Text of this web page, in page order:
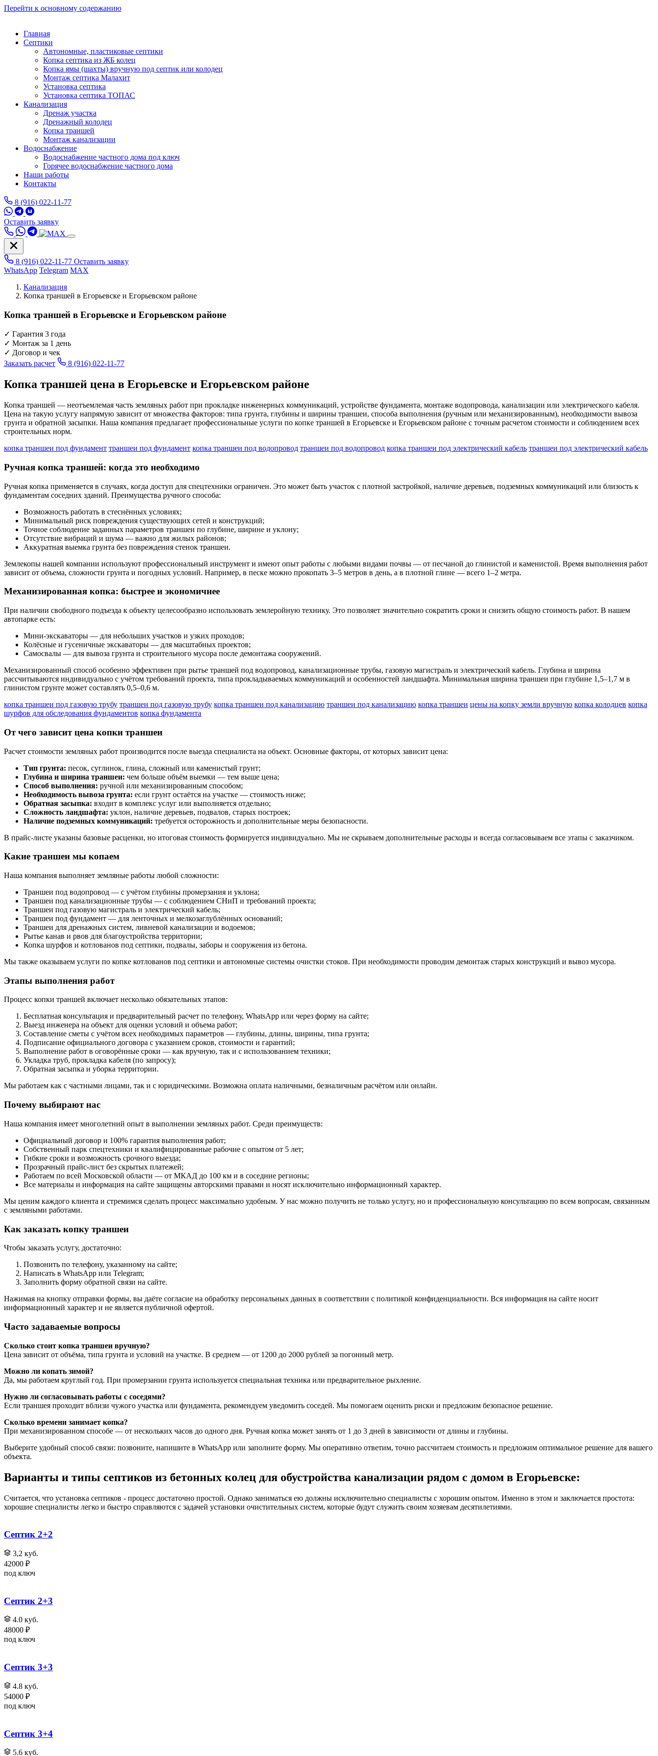
Перейти к основному содержанию
Главная
Септики
Автономные, пластиковые септики
Копка септика из ЖБ колец
Копка ямы (шахты) вручную под септик или колодец
Монтаж септика Малахит
Установка септика
Установка септика ТОПАС
Канализация
Дренаж участка
Дренажный колодец
Копка траншей
Монтаж канализации
Водоснабжение
Водоснабжение частного дома под ключ
Горячее водоснабжение частного дома
Наши работы
Контакты
8 (916) 022-11-77
Оставить заявку
8 (916) 022-11-77 Оставить заявку
WhatsApp Telegram MAX
Канализация
Копка траншей в Егорьевске и Егорьевском районе
Копка траншей в Егорьевске и Егорьевском районе
✓ Гарантия 3 года
✓ Монтаж за 1 день
✓ Договор и чек
Заказать расчет
8 (916) 022-11-77
Копка траншей цена в Егорьевске и Егорьевском районе
Копка траншей — неотъемлемая часть земляных работ при прокладке инженерных коммуникаций, устройстве фундамента, монтаже водопровода, канализации или электрического кабеля.
Цена на такую услугу напрямую зависит от множества факторов: типа грунта, глубины и ширины траншеи, способа выполнения (ручным или механизированным), необходимости вывоза
грунта и обратной засыпки. Наша компания предлагает профессиональные услуги по копке траншей в Егорьевске и Егорьевском районе с точным расчетом стоимости и соблюдением всех
строительных норм.
копка траншеи под фундамент траншеи под фундамент копка траншеи под водопровод траншеи под водопровод копка траншеи под электрический кабель траншеи под электрический кабель
Ручная копка траншей: когда это необходимо
Ручная копка применяется в случаях, когда доступ для спецтехники ограничен. Это может быть участок с плотной застройкой, наличие деревьев, подземных коммуникаций или близость к
фундаментам соседних зданий. Преимущества ручного способа:
Возможность работать в стеснённых условиях;
Минимальный риск повреждения существующих сетей и конструкций;
Точное соблюдение заданных параметров траншеи по глубине, ширине и уклону;
Отсутствие вибраций и шума — важно для жилых районов;
Аккуратная выемка грунта без повреждения стенок траншеи.
Землекопы нашей компании используют профессиональный инструмент и имеют опыт работы с любыми видами почвы — от песчаной до глинистой и каменистой. Время выполнения работ
зависит от объема, сложности грунта и погодных условий. Например, в песке можно прокопать 3–5 метров в день, а в плотной глине — всего 1–2 метра.
Механизированная копка: быстрее и экономичнее
При наличии свободного подъезда к объекту целесообразно использовать землеройную технику. Это позволяет значительно сократить сроки и снизить общую стоимость работ. В нашем
автопарке есть:
Мини-экскаваторы — для небольших участков и узких проходов;
Колёсные и гусеничные экскаваторы — для масштабных проектов;
Самосвалы — для вывоза грунта и строительного мусора после демонтажа сооружений.
Механизированный способ особенно эффективен при рытье траншей под водопровод, канализационные трубы, газовую магистраль и электрический кабель. Глубина и ширина
рассчитываются индивидуально с учётом требований проекта, типа прокладываемых коммуникаций и особенностей ландшафта. Минимальная ширина траншеи при глубине 1,5–1,7 м в
глинистом грунте может составлять 0,5–0,6 м.
копка траншеи под газовую трубу траншеи под газовую трубу копка траншеи под канализацию траншеи под канализацию копка траншеи цены на копку земли вручную копка колодцев копка
шурфов для обследования фундаментов копка фундамента
От чего зависит цена копки траншеи
Расчет стоимости земляных работ производится после выезда специалиста на объект. Основные факторы, от которых зависит цена:
Тип грунта: песок, суглинок, глина, сложный или каменистый грунт;
Глубина и ширина траншеи: чем больше объём выемки — тем выше цена;
Способ выполнения: ручной или механизированным способом;
Необходимость вывоза грунта: если грунт остаётся на участке — стоимость ниже;
Обратная засыпка: входит в комплекс услуг или выполняется отдельно;
Сложность ландшафта: уклон, наличие деревьев, подвалов, старых построек;
Наличие подземных коммуникаций: требуется осторожность и дополнительные меры безопасности.
В прайс-листе указаны базовые расценки, но итоговая стоимость формируется индивидуально. Мы не скрываем дополнительные расходы и всегда согласовываем все этапы с заказчиком.
Какие траншеи мы копаем
Наша компания выполняет земляные работы любой сложности:
Траншеи под водопровод — с учётом глубины промерзания и уклона;
Траншеи под канализационные трубы — с соблюдением СНиП и требований проекта;
Траншеи под газовую магистраль и электрический кабель;
Траншеи под фундамент — для ленточных и мелкозаглублённых оснований;
Траншеи для дренажных систем, ливневой канализации и водоемов;
Рытье канав и рвов для благоустройства территории;
Копка шурфов и котлованов под септики, подвалы, заборы и сооружения из бетона.
Мы также оказываем услуги по копке котлованов под септики и автономные системы очистки стоков. При необходимости проводим демонтаж старых конструкций и вывоз мусора.
Этапы выполнения работ
Процесс копки траншей включает несколько обязательных этапов:
Бесплатная консультация и предварительный расчет по телефону, WhatsApp или через форму на сайте;
Выезд инженера на объект для оценки условий и объема работ;
Составление сметы с учётом всех необходимых параметров — глубины, длины, ширины, типа грунта;
Подписание официального договора с указанием сроков, стоимости и гарантий;
Выполнение работ в оговорённые сроки — как вручную, так и с использованием техники;
Укладка труб, прокладка кабеля (по запросу);
Обратная засыпка и уборка территории.
Мы работаем как с частными лицами, так и с юридическими. Возможна оплата наличными, безналичным расчётом или онлайн.
Почему выбирают нас
Наша компания имеет многолетний опыт в выполнении земляных работ. Среди преимуществ:
Официальный договор и 100% гарантия выполнения работ;
Собственный парк спецтехники и квалифицированные рабочие с опытом от 5 лет;
Гибкие сроки и возможность срочного выезда;
Прозрачный прайс-лист без скрытых платежей;
Работаем по всей Московской области — от МКАД до 100 км и в соседние регионы;
Все материалы и информация на сайте защищены авторскими правами и носят исключительно информационный характер.
Мы ценим каждого клиента и стремимся сделать процесс максимально удобным. У нас можно получить не только услугу, но и профессиональную консультацию по всем вопросам, связанным
с земляными работами.
Как заказать копку траншеи
Чтобы заказать услугу, достаточно:
Позвонить по телефону, указанному на сайте;
Написать в WhatsApp или Telegram;
Заполнить форму обратной связи на сайте.
Нажимая на кнопку отправки формы, вы даёте согласие на обработку персональных данных в соответствии с политикой конфиденциальности. Вся информация на сайте носит
информационный характер и не является публичной офертой.
Часто задаваемые вопросы
Сколько стоит копка траншеи вручную?
Цена зависит от объёма, типа грунта и условий на участке. В среднем — от 1200 до 2000 рублей за погонный метр.
Можно ли копать зимой?
Да, мы работаем круглый год. При промерзании грунта используется специальная техника или предварительное рыхление.
Нужно ли согласовывать работы с соседями?
Если траншея проходит вблизи чужого участка или фундамента, рекомендуем уведомить соседей. Мы помогаем оценить риски и предложим безопасное решение.
Сколько времени занимает копка?
При механизированном способе — от нескольких часов до одного дня. Ручная копка может занять от 1 до 3 дней в зависимости от длины и глубины.
Выберите удобный способ связи: позвоните, напишите в WhatsApp или заполните форму. Мы оперативно ответим, точно рассчитаем стоимость и предложим оптимальное решение для вашего
объекта.
Варианты и типы септиков из бетонных колец для обустройства канализации рядом с домом в Егорьевске:
Считается, что установка септиков - процесс достаточно простой. Однако заниматься ею должны исключительно специалисты с хорошим опытом. Именно в этом и заключается простота:
хорошие специалисты легко и быстро справляются с задачей установки очистительных систем, которые будут служить своим хозяевам десятилетиями.
Септик 2+2
3,2 куб.
42000 ₽
под ключ
Септик 2+3
4.0 куб.
48000 ₽
под ключ
Септик 3+3
4.8 куб.
54000 ₽
под ключ
Септик 3+4
5.6 куб.